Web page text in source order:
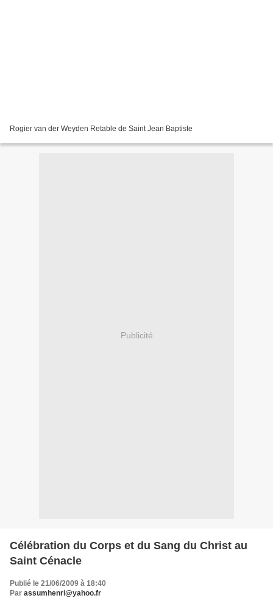
Rogier van der Weyden Retable de Saint Jean Baptiste
Publicité
Célébration du Corps et du Sang du Christ au
Saint Cénacle
Publié le 21/06/2009 à 18:40
Par assumhenri@yahoo.fr